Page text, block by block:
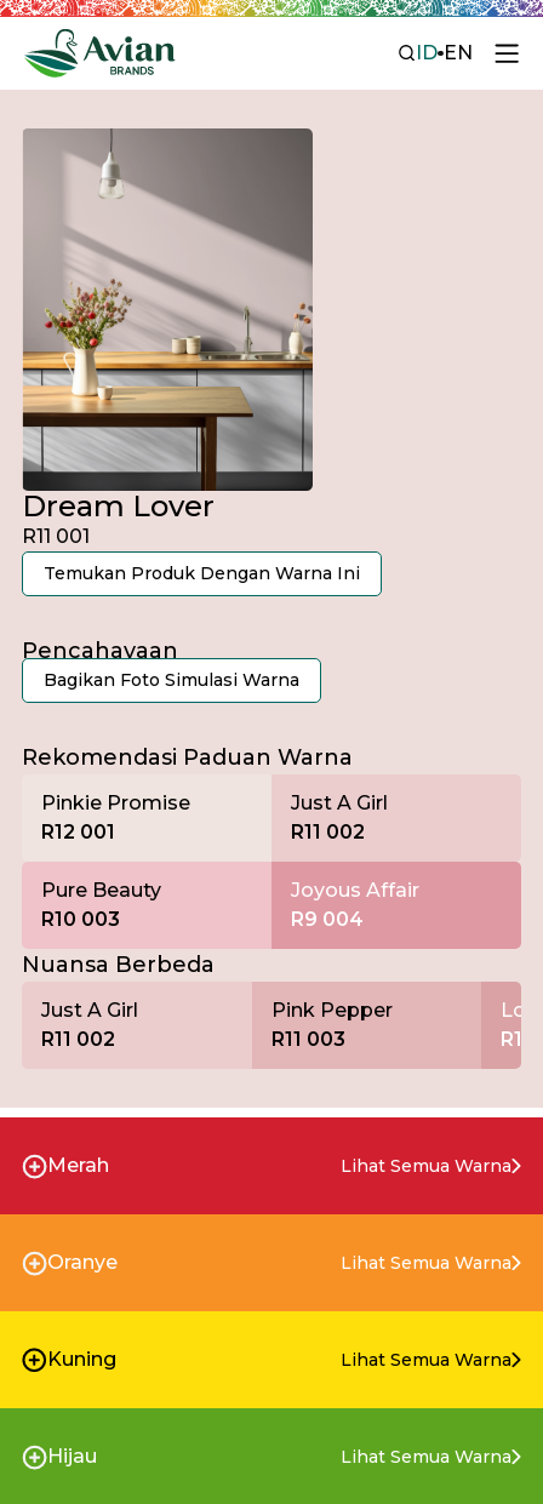
ID EN
Dream Lover
R11 001
Temukan Produk Dengan Warna Ini
Pencahayaan
Bagikan Foto Simulasi Warna
Rekomendasi Paduan Warna
Pinkie Promise
R12 001
Just A Girl
R11 002
Pure Beauty
R10 003
Joyous Affair
R9 004
Nuansa Berbeda
Just A Girl
R11 002
Pink Pepper
R11 003
Merah Lihat Semua Warna
Oranye Lihat Semua Warna
Kuning Lihat Semua Warna
Hijau Lihat Semua Warna